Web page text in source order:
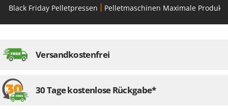
Black Friday Pelletpressen Pelletmaschinen Maximale
Versandkostenfrei
30 Tage kostenlose Rückgabe*